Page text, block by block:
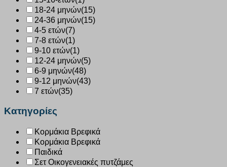
18-24 μηνών(15)
24-36 μηνών(15)
4-5 ετών(7)
7-8 ετών(1)
9-10 ετών(1)
12-24 μηνών(5)
6-9 μηνών(48)
9-12 μηνών(43)
7 ετών(35)
Κατηγορίες
Κορμάκια Βρεφικά
Κορμάκια Βρεφικά
Παιδικά
Σετ Οικογενειακές πυτζάμες